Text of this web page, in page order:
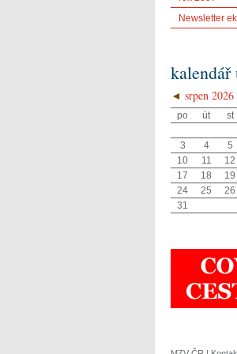
Newsletter
kalendář
◄ srpen 2026
po út st
3
4 5
10
11 12
17
18 19
24
25 26
31